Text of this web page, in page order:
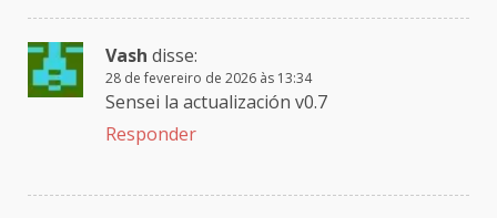
Vash disse:
28 de fevereiro de 2026 às 13:34
Sensei la actualización v0.7
Responder